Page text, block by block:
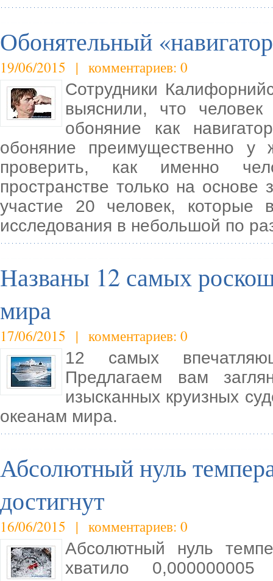
Обонятельный
19/06/2015 | комментариев: 0
Сотрудники
выяснили, что
обоняние как
обоняние преимущественно
проверить, как именно
пространстве только на
участие 20 человек, которые
исследования в небольшой по
Названы 12 самых
мира
17/06/2015 | комментариев: 0
12 самых
Предлагаем вам
изысканных круизных
океанам мира.
Абсолютный нуль
достигнут
16/06/2015 | комментариев: 0
Абсолютный нуль
хватило